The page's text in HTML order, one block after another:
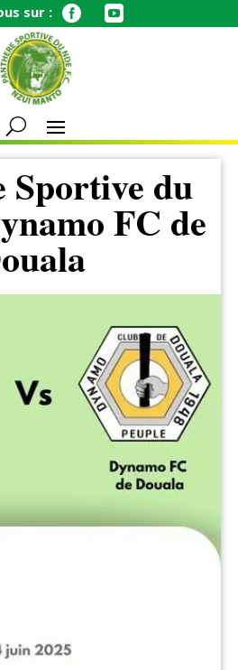
sur :  
Sportive du
FC de